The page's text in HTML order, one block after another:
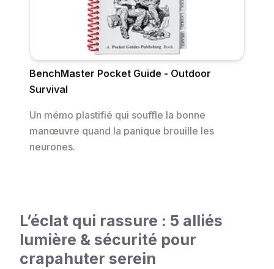
BenchMaster Pocket Guide - Outdoor
Survival
Un mémo plastifié qui souffle la bonne
manœuvre quand la panique brouille les
neurones.
L’éclat qui rassure : 5 alliés
lumière & sécurité pour
crapahuter serein